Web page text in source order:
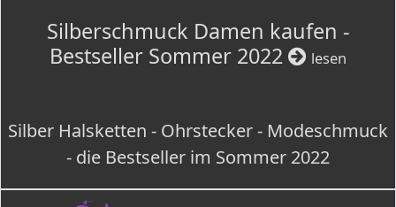
Silberschmuck Damen kaufen -
Bestseller Sommer 2022
lesen
Silber Halsketten - Ohrstecker - Modeschmuck
- die Bestseller im Sommer 2022